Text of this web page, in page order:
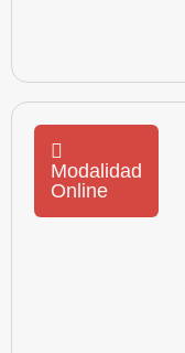
Modalidad
Online